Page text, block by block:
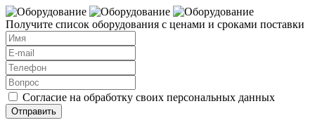
Получите список оборудования с ценами и сроками поставки
Согласие на обработку своих персональных данных
Отправить